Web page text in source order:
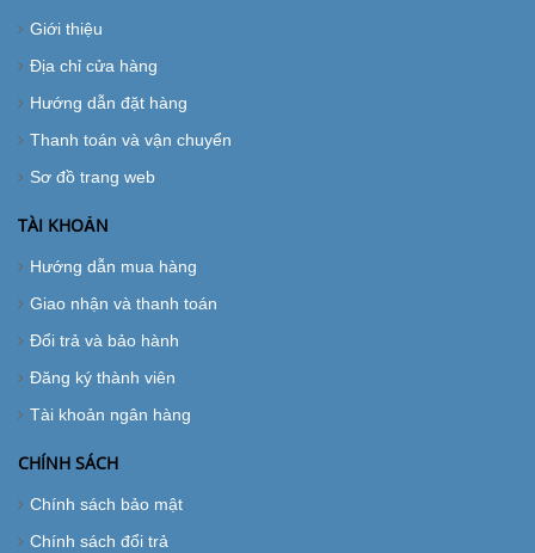
Giới thiệu
Địa chỉ cửa hàng
Hướng dẫn đặt hàng
Thanh toán và vận chuyển
Sơ đồ trang web
TÀI KHOẢN
Hướng dẫn mua hàng
Giao nhận và thanh toán
Đổi trả và bảo hành
Đăng ký thành viên
Tài khoản ngân hàng
CHÍNH SÁCH
Chính sách bảo mật
Chính sách đổi trả